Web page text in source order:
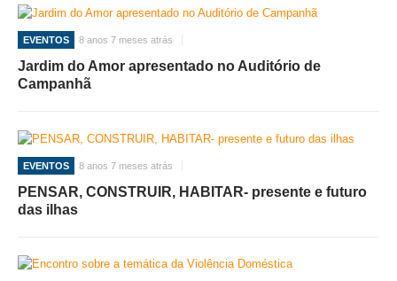
EVENTOS 8 anos 7 meses atrás
Jardim do Amor apresentado no Auditório de
Campanhã
EVENTOS 8 anos 7 meses atrás
PENSAR, CONSTRUIR, HABITAR- presente e futuro
das ilhas